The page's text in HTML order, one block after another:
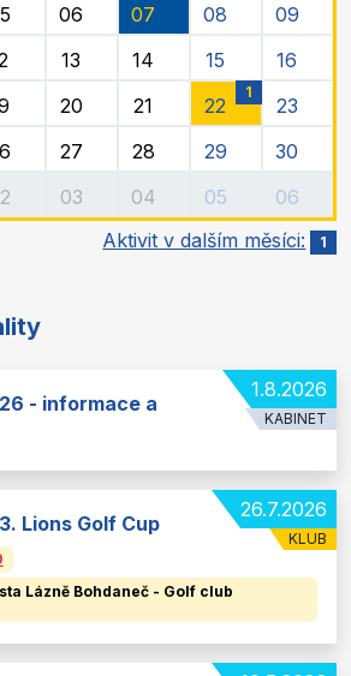
06 07 08
09
13 14 15
16
20 21 22
1
23
27 28 29
30
03 04 05
06
Aktivit v dalším měsíci:
1
1.8.2026
KABINET
- informace a
26.7.2026
KLUB
Lions Golf Cup
Lázně Bohdaneč - Golf club